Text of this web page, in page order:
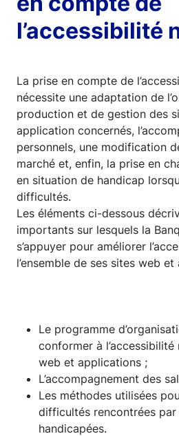
l’accessibilité
La prise en compte de
nécessite une adaptation de
production et de gestion des
application concernés,
personnels, une modification
marché et, enfin, la prise en
en situation de handicap
difficultés.
Les éléments ci-dessous
importants sur lesquels la
s’appuyer pour améliorer
l’ensemble de ses sites web
Le programme
conformer à
web et applications ;
L’accompagnement des
Les méthodes utilisées
difficultés rencontrées par
handicapées.